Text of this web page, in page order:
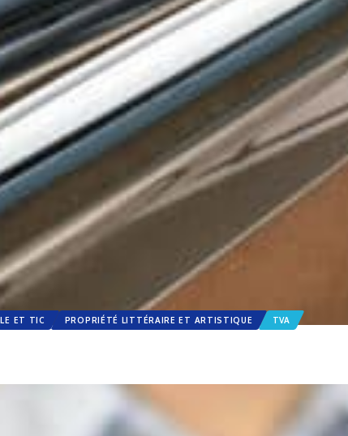
ET TIC PROPRIÉTÉ LITTÉRAIRE ET ARTISTIQUE TVA